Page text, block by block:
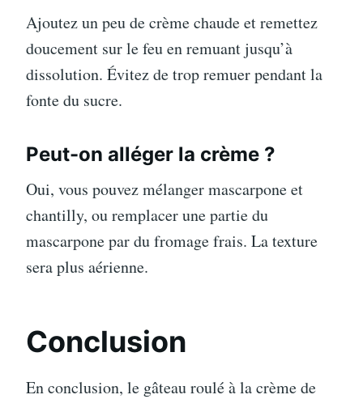
Ajoutez un peu de crème chaude et remettez
doucement sur le feu en remuant jusqu’à
dissolution. Évitez de trop remuer pendant la
fonte du sucre.
Peut-on alléger la crème ?
Oui, vous pouvez mélanger mascarpone et
chantilly, ou remplacer une partie du
mascarpone par du fromage frais. La texture
sera plus aérienne.
Conclusion
En conclusion, le gâteau roulé à la crème de